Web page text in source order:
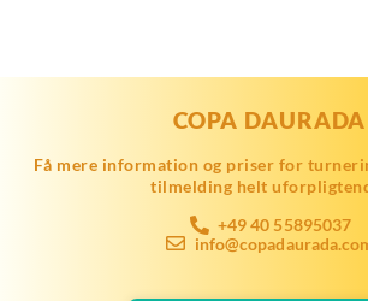
COPA DAURADA
Få mere information og priser for
tilmelding helt
+49 40 55895037